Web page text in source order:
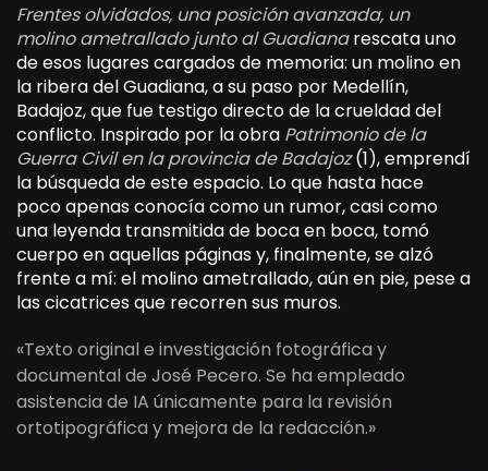
Frentes olvidados, una posición avanzada, un
molino ametrallado junto al Guadianarescata uno
de esos lugares cargados de memoria: un molino en
la ribera del Guadiana, a su paso por Medellín,
Badajoz, que fue testigo directo de la crueldad del
conflicto. Inspirado por la obra Patrimonio de la
Guerra Civil en la provincia de Badajoz(1), emprendí
la búsqueda de este espacio. Lo que hasta hace
poco apenas conocía como un rumor, casi como
una leyenda transmitida de boca en boca, tomó
cuerpo en aquellas páginas y, finalmente, se alzó
frente a mí: el molino ametrallado, aún en pie, pese a
las cicatrices que recorren sus muros.
«Texto original e investigación fotográfica y
documental de José Pecero. Se ha empleado
asistencia de IA únicamente para la revisión
ortotipográfica y mejora de la redacción.»